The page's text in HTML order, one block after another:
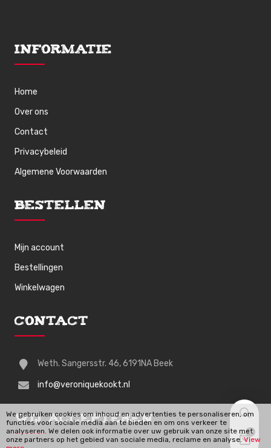
0
Informatie
Home
Over ons
Contact
Privacybeleid
Algemene Voorwaarden
Bestellen
Mijn account
Bestellingen
Winkelwagen
Contact
Weth. Sangersstr. 46, 6191NA Beek
info@veroniquekookt.nl
Wij Accepteren
We gebruiken cookies om inhoud en advertenties te personaliseren, om
functies voor sociale media aan te bieden en om ons verkeer te
analyseren. We delen ook informatie over uw gebruik van onze site met
onze partners op het gebied van sociale media, reclame en analyse.View